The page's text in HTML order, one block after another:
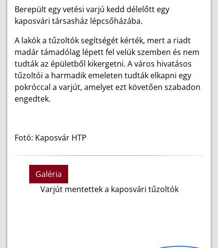
Berepült egy vetési varjú kedd délelőtt egy
kaposvári társasház lépcsőházába.
A lakók a tűzoltók segítségét kérték, mert a riadt
madár támadólag lépett fel velük szemben és nem
tudták az épületből kikergetni. A város hivatásos
tűzoltói a harmadik emeleten tudták elkapni egy
pokróccal a varjút, amelyet ezt követően szabadon
engedtek.
Fotó: Kaposvár HTP
Galéria
Varjút mentettek a kaposvári tűzoltók